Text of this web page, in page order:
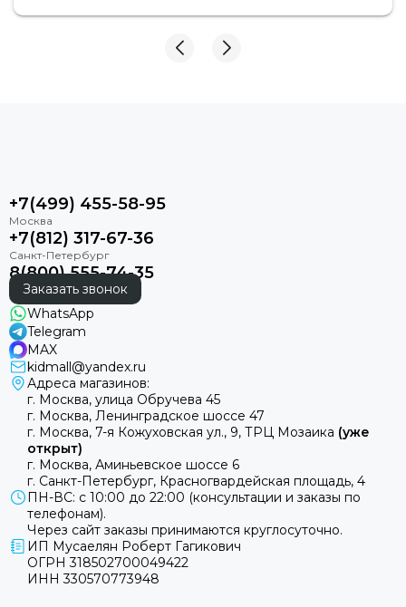
+7(499) 455-58-95
+7(812) 317-67-36
8(800) 555-74-35
Заказать звонок
WhatsApp
Telegram
MAX
kidmall@yandex.ru
Адреса магазинов:
г. Москва, улица Обручева 45
г. Москва, Ленинградское шоссе 47
г. Москва, 7-я Кожуховская ул., 9, ТРЦ Мозаика (уже
открыт)
г. Москва, Аминьевское шоссе 6
г. Санкт-Петербург, Красногвардейская площадь, 4
ПН-ВС: с 10:00 до 22:00 (консультации и заказы по
телефонам).
Через сайт заказы принимаются круглосуточно.
ИП Мусаелян Роберт Гагикович
ОГРН 318502700049422
ИНН 330570773948